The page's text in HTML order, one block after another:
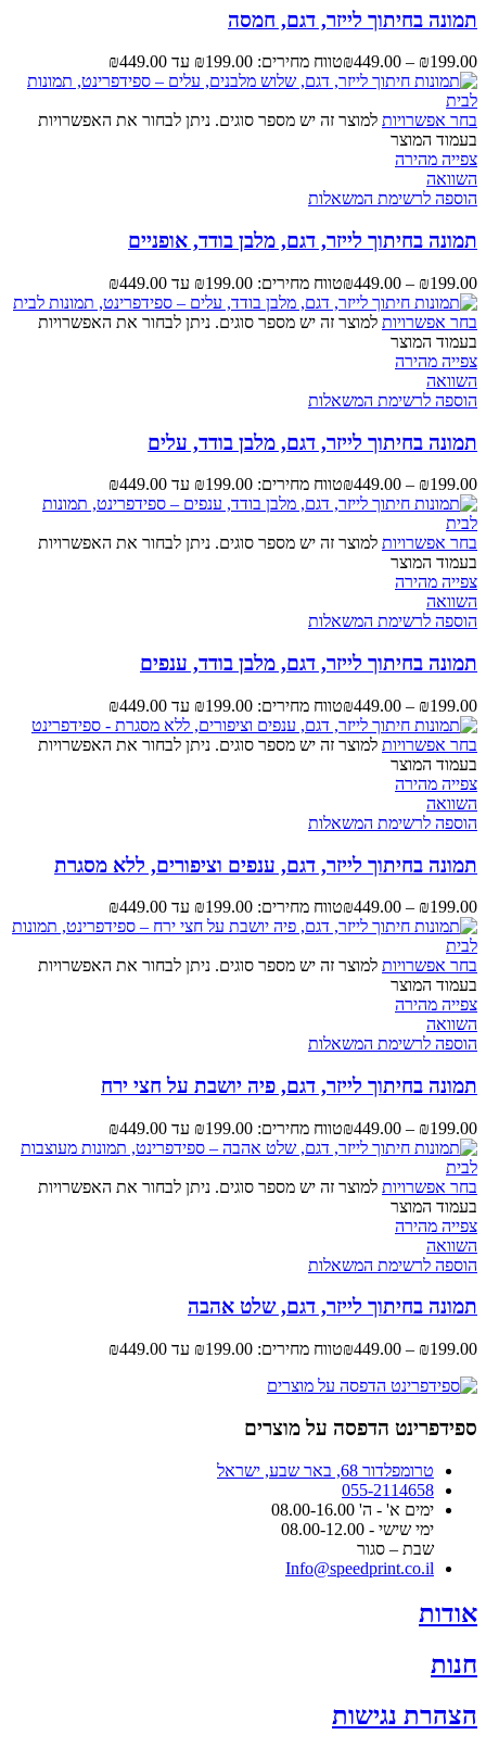
תמונה בחיתוך לייזר, דגם, חמסה
₪199.00
–
₪449.00 טווח מחירים: ⁦₪199.00⁩ עד ⁦₪449.00⁩
בחר אפשרויות למוצר זה יש מספר סוגים. ניתן לבחור את האפשרויות
בעמוד המוצר
צפייה מהירה
השוואה
הוספה לרשימת המשאלות
תמונה בחיתוך לייזר, דגם, מלבן בודד, אופניים
₪199.00
–
₪449.00 טווח מחירים: ⁦₪199.00⁩ עד ⁦₪449.00⁩
בחר אפשרויות למוצר זה יש מספר סוגים. ניתן לבחור את האפשרויות
בעמוד המוצר
צפייה מהירה
השוואה
הוספה לרשימת המשאלות
תמונה בחיתוך לייזר, דגם, מלבן בודד, עלים
₪199.00
–
₪449.00 טווח מחירים: ⁦₪199.00⁩ עד ⁦₪449.00⁩
בחר אפשרויות למוצר זה יש מספר סוגים. ניתן לבחור את האפשרויות
בעמוד המוצר
צפייה מהירה
השוואה
הוספה לרשימת המשאלות
תמונה בחיתוך לייזר, דגם, מלבן בודד, ענפים
₪199.00
–
₪449.00 טווח מחירים: ⁦₪199.00⁩ עד ⁦₪449.00⁩
בחר אפשרויות למוצר זה יש מספר סוגים. ניתן לבחור את האפשרויות
בעמוד המוצר
צפייה מהירה
השוואה
הוספה לרשימת המשאלות
תמונה בחיתוך לייזר, דגם, ענפים וציפורים, ללא מסגרת
₪199.00
–
₪449.00 טווח מחירים: ⁦₪199.00⁩ עד ⁦₪449.00⁩
בחר אפשרויות למוצר זה יש מספר סוגים. ניתן לבחור את האפשרויות
בעמוד המוצר
צפייה מהירה
השוואה
הוספה לרשימת המשאלות
תמונה בחיתוך לייזר, דגם, פיה יושבת על חצי ירח
₪199.00
–
₪449.00 טווח מחירים: ⁦₪199.00⁩ עד ⁦₪449.00⁩
בחר אפשרויות למוצר זה יש מספר סוגים. ניתן לבחור את האפשרויות
בעמוד המוצר
צפייה מהירה
השוואה
הוספה לרשימת המשאלות
תמונה בחיתוך לייזר, דגם, שלט אהבה
₪199.00
–
₪449.00 טווח מחירים: ⁦₪199.00⁩ עד ⁦₪449.00⁩
ספידפרינט הדפסה על מוצרים
טרומפלדור 68, באר שבע, ישראל
055-2114658
ימים א' - ה' 08.00-16.00
ימי שישי - 08.00-12.00
שבת – סגור
Info@speedprint.co.il
אודות
חנות
הצהרת נגישות